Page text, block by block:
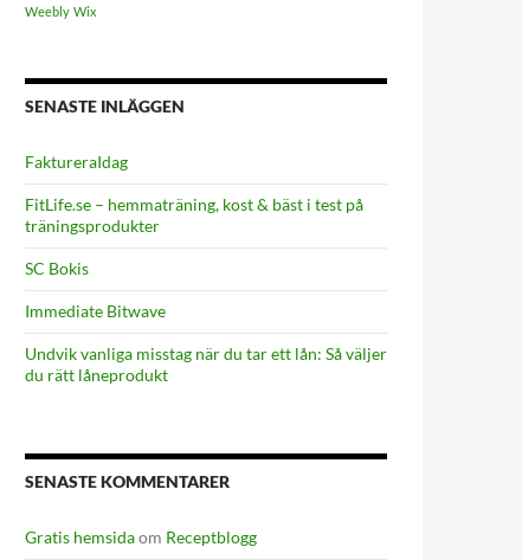
Weebly Wix
SENASTE INLÄGGEN
FaktureraIdag
FitLife.se – hemmaträning, kost & bäst i test på
träningsprodukter
SC Bokis
Immediate Bitwave
Undvik vanliga misstag när du tar ett lån: Så väljer
du rätt låneprodukt
SENASTE KOMMENTARER
Gratis hemsidaom Receptblogg